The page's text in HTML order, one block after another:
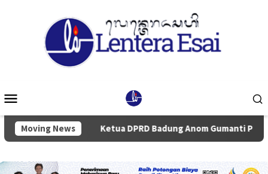
Mobile
Moving NewsKetua DPRD Badung Anom Gumanti Pimpin Rapat